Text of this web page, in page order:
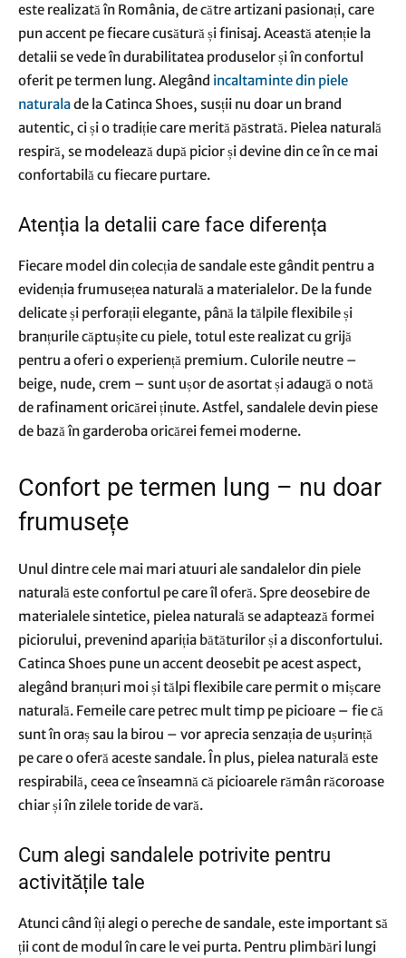
este realizată în România, de către artizani pasionați, care
pun accent pe fiecare cusătură și finisaj. Această atenție la
detalii se vede în durabilitatea produselor și în confortul
oferit pe termen lung. Alegând incaltaminte din piele
naturalade la Catinca Shoes, susții nu doar un brand
autentic, ci și o tradiție care merită păstrată. Pielea naturală
respiră, se modelează după picior și devine din ce în ce mai
confortabilă cu fiecare purtare.
Atenția la detalii care face diferența
Fiecare model din colecția de sandale este gândit pentru a
evidenția frumusețea naturală a materialelor. De la funde
delicate și perforații elegante, până la tălpile flexibile și
branțurile căptușite cu piele, totul este realizat cu grijă
pentru a oferi o experiență premium. Culorile neutre –
beige, nude, crem – sunt ușor de asortat și adaugă o notă
de rafinament oricărei ținute. Astfel, sandalele devin piese
de bază în garderoba oricărei femei moderne.
Confort pe termen lung – nu doar
frumusețe
Unul dintre cele mai mari atuuri ale sandalelor din piele
naturală este confortul pe care îl oferă. Spre deosebire de
materialele sintetice, pielea naturală se adaptează formei
piciorului, prevenind apariția bătăturilor și a disconfortului.
Catinca Shoes pune un accent deosebit pe acest aspect,
alegând branțuri moi și tălpi flexibile care permit o mișcare
naturală. Femeile care petrec mult timp pe picioare – fie că
sunt în oraș sau la birou – vor aprecia senzația de ușurință
pe care o oferă aceste sandale. În plus, pielea naturală este
respirabilă, ceea ce înseamnă că picioarele rămân răcoroase
chiar și în zilele toride de vară.
Cum alegi sandalele potrivite pentru
activitățile tale
Atunci când îți alegi o pereche de sandale, este important să
ții cont de modul în care le vei purta. Pentru plimbări lungi